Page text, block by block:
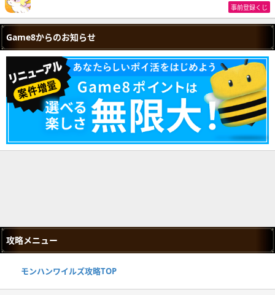
事前登録くじ
Game8からのお知らせ
攻略メニュー
モンハンワイルズ攻略TOP